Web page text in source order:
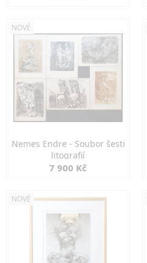
NOVÉ
Nemes Endre - Soubor šesti
litografií
7 900 Kč
NOVÉ